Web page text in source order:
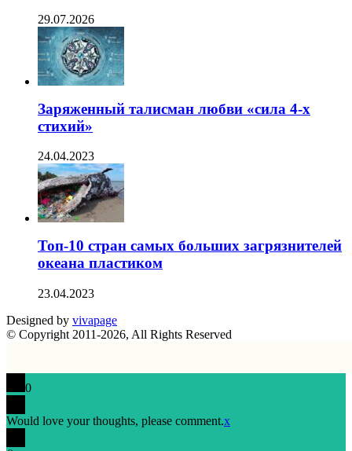
29.07.2026
Заряженный талисман любви «сила 4-х
стихий»
24.04.2023
Топ-10 стран самых больших загрязнителей
океана пластиком
23.04.2023
Designed by vivapage
© Copyright 2011-2026, All Rights Reserved
0
Would love your thoughts, please comment.x